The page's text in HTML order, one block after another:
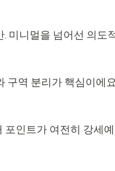
미니멀을 넘어선 의도
구역 분리가 핵심이에
포인트가 여전히 강세